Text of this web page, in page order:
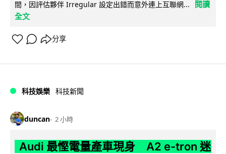
間，因評估夥伴 Irregular 設定出錯而意外連上互聯網...
閱讀
全文
分享
科技娛樂 科技新聞
duncan 2 小時
Audi 最慳電量產車現身 A2 e-tron 迷